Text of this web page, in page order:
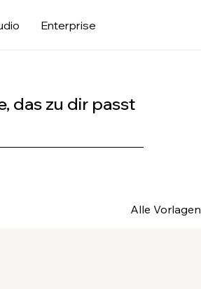
Enterprise
das zu dir passt
Alle Vorlagen